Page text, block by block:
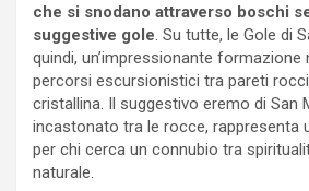
che si snodano attraverso boschi
suggestive gole. Su tutte, le Gole di
quindi, un’impressionante
percorsi escursionistici tra pareti
cristallina. Il suggestivo eremo di San
incastonato tra le rocce, rappresenta
per chi cerca un connubio tra
naturale.